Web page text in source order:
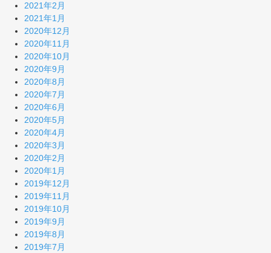
2021年2月
2021年1月
2020年12月
2020年11月
2020年10月
2020年9月
2020年8月
2020年7月
2020年6月
2020年5月
2020年4月
2020年3月
2020年2月
2020年1月
2019年12月
2019年11月
2019年10月
2019年9月
2019年8月
2019年7月